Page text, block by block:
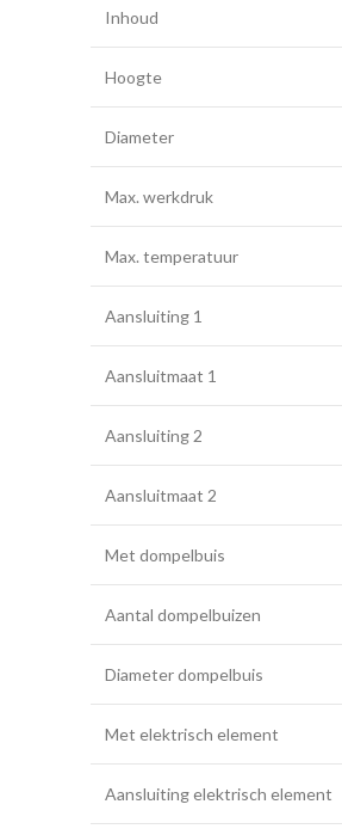
Inhoud
Hoogte
Diameter
Max. werkdruk
Max. temperatuur
Aansluiting 1
Aansluitmaat 1
Aansluiting 2
Aansluitmaat 2
Met dompelbuis
Aantal dompelbuizen
Diameter dompelbuis
Met elektrisch element
Aansluiting elektrisch element